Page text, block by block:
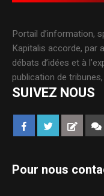
Portail d’information,
Kapitalis accorde, par
débats d’idées et à
publication de
SUIVEZ NOUS
Pour nous